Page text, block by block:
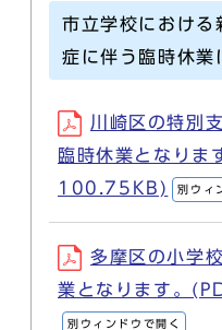
市立学校における
症に伴う臨時休業
川崎区の特別
臨時休業となりま
100.75KB)
別ウィ
多摩区の小学
業となります。
別ウィンドウで開く